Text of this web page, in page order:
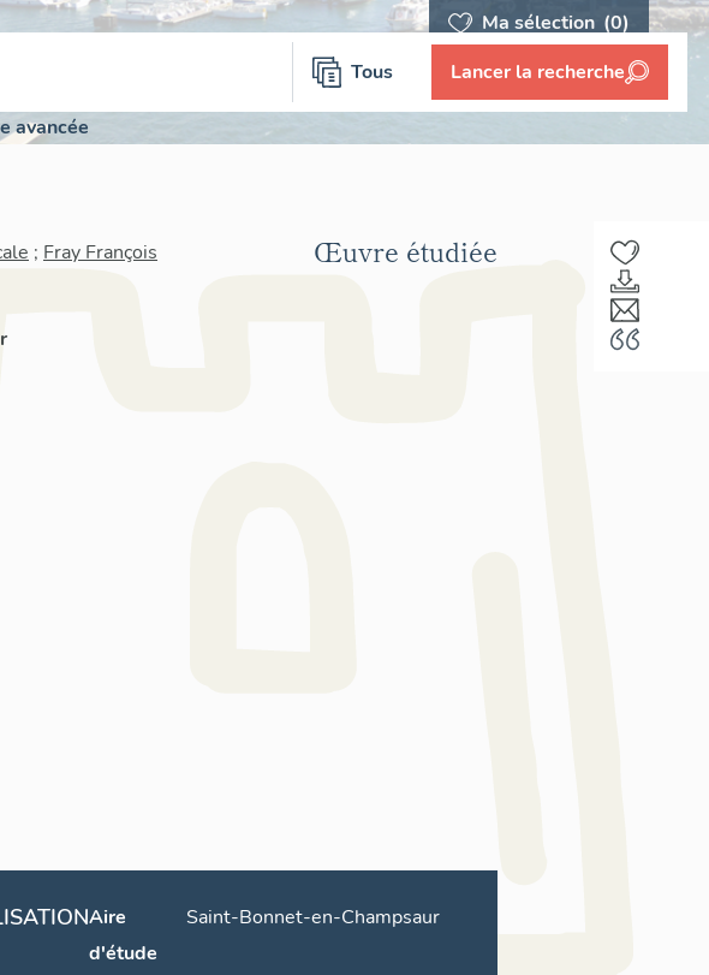
Ma sélection (0)
Tous Lancer la recherche
avancée
; Fray François
Œuvre étudiée
Aire
d'étude
Saint-Bonnet-en-Champsaur